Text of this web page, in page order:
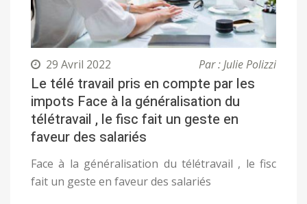
29 Avril 2022 Par : Julie Polizzi
Le télé travail pris en compte par les
impots Face à la généralisation du
télétravail , le fisc fait un geste en
faveur des salariés
Face à la généralisation du télétravail , le fisc
fait un geste en faveur des salariés